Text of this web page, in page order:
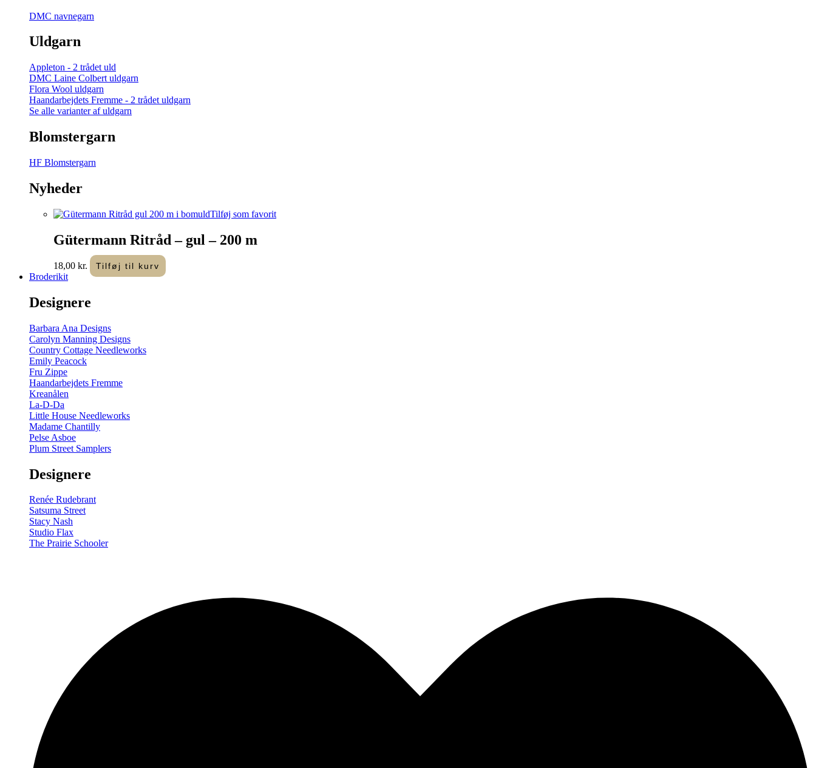
DMC navnegarn
Uldgarn
Appleton - 2 trådet uld
DMC Laine Colbert uldgarn
Flora Wool uldgarn
Haandarbejdets Fremme - 2 trådet uldgarn
Se alle varianter af uldgarn
Blomstergarn
HF Blomstergarn
Nyheder
Tilføj som favorit
Gütermann Ritråd – gul – 200 m
18,00 kr. Tilføj til kurv
Broderikit
Designere
Barbara Ana Designs
Carolyn Manning Designs
Country Cottage Needleworks
Emily Peacock
Fru Zippe
Haandarbejdets Fremme
Kreanålen
La-D-Da
Little House Needleworks
Madame Chantilly
Pelse Asboe
Plum Street Samplers
Designere
Renée Rudebrant
Satsuma Street
Stacy Nash
Studio Flax
The Prairie Schooler